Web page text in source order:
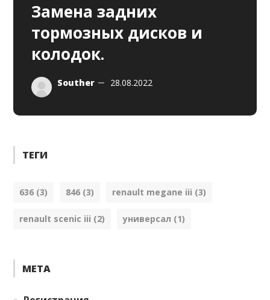
Замена задних
тормозных дисков и
колодок.
Souther 28.08.2022
ТЕГИ
636 (3) 846 (3) renault megane iii (3)
renault scenic iii (2) универсал (1)
МЕТА